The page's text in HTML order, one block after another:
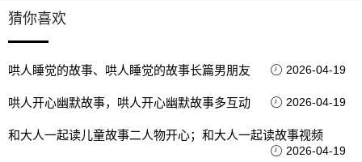
猜你喜欢
哄人睡觉的故事、哄人睡觉的故事长篇男朋友 2026-04-19
哄人开心幽默故事，哄人开心幽默故事多互动 2026-04-19
和大人一起读儿童故事二人物开心；和大人一起读故事视频
2026-04-19